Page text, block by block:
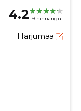
4.2 9 hinnangut
Harjumaa